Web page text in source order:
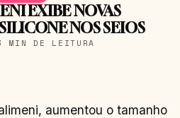
EXIBE NOVAS
NOS SEIOS
MIN DE LEITURA
aumentou o tamanho